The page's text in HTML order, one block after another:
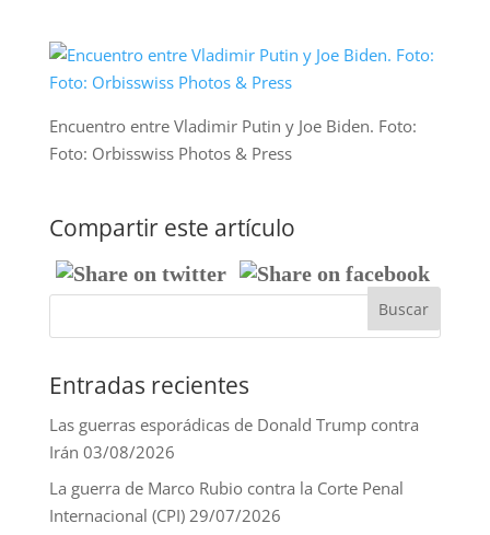
Encuentro entre Vladimir Putin y Joe Biden. Foto:
Foto: Orbisswiss Photos & Press
Compartir este artículo
Entradas recientes
Las guerras esporádicas de Donald Trump contra
Irán 03/08/2026
La guerra de Marco Rubio contra la Corte Penal
Internacional (CPI) 29/07/2026